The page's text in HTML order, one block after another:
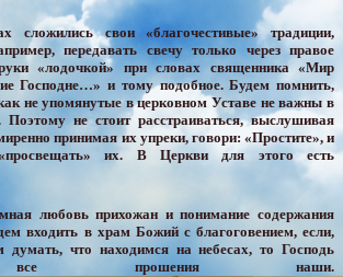
сложились свои «благочестивые» традиции,
передавать свечу только через правое
«лодочкой» при словах священника «Мир
Господне…» и тому подобное. Будем помнить,
не упомянутые в церковном Уставе не важны в
Поэтому не стоит расстраиваться, выслушивая
принимая их упреки, говори: «Простите», и
их. В Церкви для этого есть
любовь прихожан и понимание содержания
входить в храм Божий с благоговением, если,
думать, что находимся на небесах, то Господь
все прошения наши.